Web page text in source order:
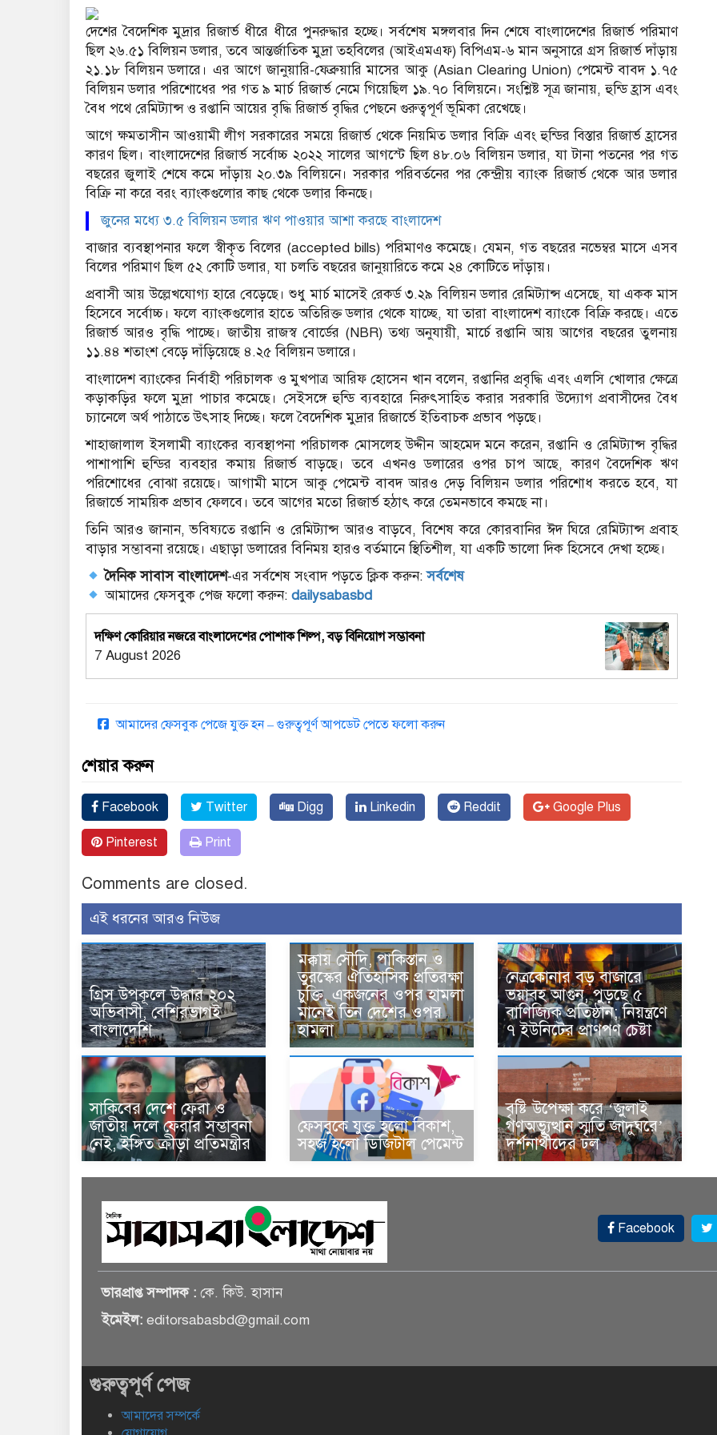
দেশের বৈদেশিক মুদ্রার রিজার্ভ ধীরে ধীরে পুনরুদ্ধার হচ্ছে। সর্বশেষ মঙ্গলবার দিন শেষে বাংলাদেশের রিজার্ভ পরিমাণ
ছিল ২৬.৫১ বিলিয়ন ডলার, তবে আন্তর্জাতিক মুদ্রা তহবিলের (আইএমএফ) বিপিএম-৬ মান অনুসারে গ্রস রিজার্ভ দাঁড়ায়
২১.১৮ বিলিয়ন ডলারে। এর আগে জানুয়ারি-ফেব্রুয়ারি মাসের আকু (Asian Clearing Union) পেমেন্ট বাবদ ১.৭৫
বিলিয়ন ডলার পরিশোধের পর গত ৯ মার্চ রিজার্ভ নেমে গিয়েছিল ১৯.৭০ বিলিয়নে। সংশ্লিষ্ট সূত্র জানায়, হুন্ডি হ্রাস এবং
বৈধ পথে রেমিট্যান্স ও রপ্তানি আয়ের বৃদ্ধি রিজার্ভ বৃদ্ধির পেছনে গুরুত্বপূর্ণ ভূমিকা রেখেছে।
আগে ক্ষমতাসীন আওয়ামী লীগ সরকারের সময়ে রিজার্ভ থেকে নিয়মিত ডলার বিক্রি এবং হুন্ডির বিস্তার রিজার্ভ হ্রাসের
কারণ ছিল। বাংলাদেশের রিজার্ভ সর্বোচ্চ ২০২২ সালের আগস্টে ছিল ৪৮.০৬ বিলিয়ন ডলার, যা টানা পতনের পর গত
বছরের জুলাই শেষে কমে দাঁড়ায় ২০.৩৯ বিলিয়নে। সরকার পরিবর্তনের পর কেন্দ্রীয় ব্যাংক রিজার্ভ থেকে আর ডলার
বিক্রি না করে বরং ব্যাংকগুলোর কাছ থেকে ডলার কিনছে।
জুনের মধ্যে ৩.৫ বিলিয়ন ডলার ঋণ পাওয়ার আশা করছে বাংলাদেশ
বাজার ব্যবস্থাপনার ফলে স্বীকৃত বিলের (accepted bills) পরিমাণও কমেছে। যেমন, গত বছরের নভেম্বর মাসে এসব
বিলের পরিমাণ ছিল ৫২ কোটি ডলার, যা চলতি বছরের জানুয়ারিতে কমে ২৪ কোটিতে দাঁড়ায়।
প্রবাসী আয় উল্লেখযোগ্য হারে বেড়েছে। শুধু মার্চ মাসেই রেকর্ড ৩.২৯ বিলিয়ন ডলার রেমিট্যান্স এসেছে, যা একক মাস
হিসেবে সর্বোচ্চ। ফলে ব্যাংকগুলোর হাতে অতিরিক্ত ডলার থেকে যাচ্ছে, যা তারা বাংলাদেশ ব্যাংকে বিক্রি করছে। এতে
রিজার্ভ আরও বৃদ্ধি পাচ্ছে। জাতীয় রাজস্ব বোর্ডের (NBR) তথ্য অনুযায়ী, মার্চে রপ্তানি আয় আগের বছরের তুলনায়
১১.৪৪ শতাংশ বেড়ে দাঁড়িয়েছে ৪.২৫ বিলিয়ন ডলারে।
বাংলাদেশ ব্যাংকের নির্বাহী পরিচালক ও মুখপাত্র আরিফ হোসেন খান বলেন, রপ্তানির প্রবৃদ্ধি এবং এলসি খোলার ক্ষেত্রে
কড়াকড়ির ফলে মুদ্রা পাচার কমেছে। সেইসঙ্গে হুন্ডি ব্যবহারে নিরুৎসাহিত করার সরকারি উদ্যোগ প্রবাসীদের বৈধ
চ্যানেলে অর্থ পাঠাতে উৎসাহ দিচ্ছে। ফলে বৈদেশিক মুদ্রার রিজার্ভে ইতিবাচক প্রভাব পড়ছে।
শাহাজালাল ইসলামী ব্যাংকের ব্যবস্থাপনা পরিচালক মোসলেহ উদ্দীন আহমেদ মনে করেন, রপ্তানি ও রেমিট্যান্স বৃদ্ধির
পাশাপাশি হুন্ডির ব্যবহার কমায় রিজার্ভ বাড়ছে। তবে এখনও ডলারের ওপর চাপ আছে, কারণ বৈদেশিক ঋণ
পরিশোধের বোঝা রয়েছে। আগামী মাসে আকু পেমেন্ট বাবদ আরও দেড় বিলিয়ন ডলার পরিশোধ করতে হবে, যা
রিজার্ভে সাময়িক প্রভাব ফেলবে। তবে আগের মতো রিজার্ভ হঠাৎ করে তেমনভাবে কমছে না।
তিনি আরও জানান, ভবিষ্যতে রপ্তানি ও রেমিট্যান্স আরও বাড়বে, বিশেষ করে কোরবানির ঈদ ঘিরে রেমিট্যান্স প্রবাহ
বাড়ার সম্ভাবনা রয়েছে। এছাড়া ডলারের বিনিময় হারও বর্তমানে স্থিতিশীল, যা একটি ভালো দিক হিসেবে দেখা হচ্ছে।
দৈনিক সাবাস বাংলাদেশ-এর সর্বশেষ সংবাদ পড়তে ক্লিক করুন:সর্বশেষ
আমাদের ফেসবুক পেজ ফলো করুন:dailysabasbd
দক্ষিণ কোরিয়ার নজরে বাংলাদেশের পোশাক শিল্প, বড় বিনিয়োগ সম্ভাবনা
7 August 2026
আমাদের ফেসবুক পেজে যুক্ত হন – গুরুত্বপূর্ণ আপডেট পেতে ফলো করুন
শেয়ার করুন
Facebook Twitter Digg Linkedin Reddit Google Plus
Pinterest Print
Comments are closed.
এই ধরনের আরও নিউজ
গ্রিস উপকূলে উদ্ধার ২০২
অভিবাসী, বেশিরভাগই
বাংলাদেশি
মক্কায় সৌদি, পাকিস্তান ও
তুরস্কের ঐতিহাসিক প্রতিরক্ষা
চুক্তি, একজনের ওপর হামলা
মানেই তিন দেশের ওপর
হামলা
নেত্রকোনার বড় বাজারে
ভয়াবহ আগুন, পুড়ছে ৫
বাণিজ্যিক প্রতিষ্ঠান; নিয়ন্ত্রণে
৭ ইউনিটের প্রাণপণ চেষ্টা
সাকিবের দেশে ফেরা ও
জাতীয় দলে ফেরার সম্ভাবনা
নেই, ইঙ্গিত ক্রীড়া প্রতিমন্ত্রীর
ফেসবুকে যুক্ত হলো বিকাশ,
সহজ হলো ডিজিটাল পেমেন্ট
বৃষ্টি উপেক্ষা করে ‘জুলাই
গণঅভ্যুত্থান স্মৃতি জাদুঘরে’
দর্শনার্থীদের ঢল
Facebook
ভারপ্রাপ্ত সম্পাদক : কে. কিউ. হাসান
ইমেইল: editorsabasbd@gmail.com
গুরুত্বপূর্ণ পেজ
আমাদের সম্পর্কে